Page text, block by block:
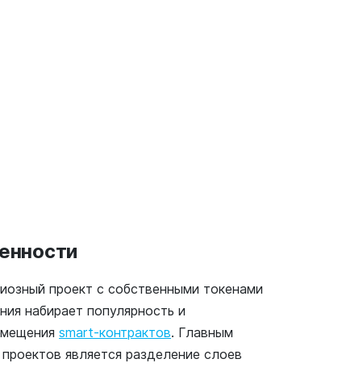
проект с собственными токенами
набирает популярность и
smart-контрактов. Главным
является разделение слоев